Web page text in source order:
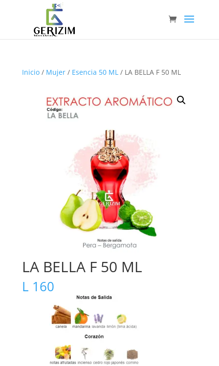
Inicio/ Mujer/ Esencia 50 ML/ LA BELLA F 50 ML
LA BELLA F 50 ML
L 160